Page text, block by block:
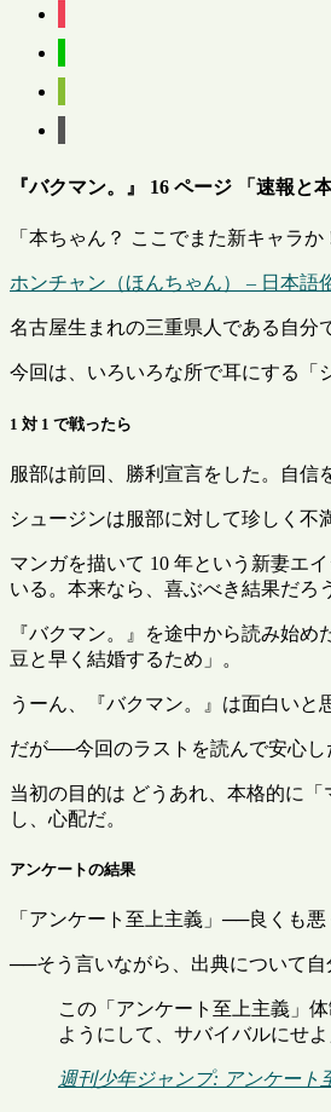
『バクマン。』 16 ページ 「速報と
「本ちゃん？ ここでまた新キャラ
ホンチャン（ほんちゃん） – 日本語
名古屋生まれの三重県人である自分
今回は、いろいろな所で耳にする「
1 対 1 で戦ったら
服部は前回、勝利宣言をした。自信
シュージンは服部に対して珍しく不
マンガを描いて 10 年という新妻エ
いる。本来なら、喜ぶべき結果だ
『バクマン。』を途中から読み始
豆と早く結婚するため」。
うーん、『バクマン。』は面白いと
だが──今回のラストを読んで安心し
当初の目的は どうあれ、本格的に
し、心配だ。
アンケートの結果
「アンケート至上主義」──良くも
──そう言いながら、出典について自
この「アンケート至上主義」
ようにして、サバイバルにせ
週刊少年ジャンプ: アンケート